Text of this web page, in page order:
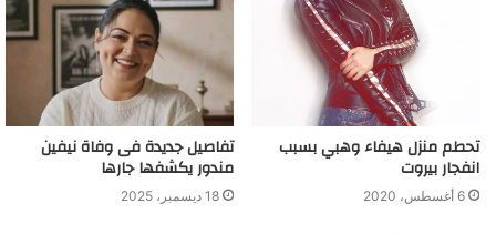
تحطم منزل هيفاء وهبي بسبب
انفجار بيروت
6 أغسطس، 2020
تفاصيل جديدة فى وفاة نيفين
مندور يكشفها جارها
18 ديسمبر، 2025